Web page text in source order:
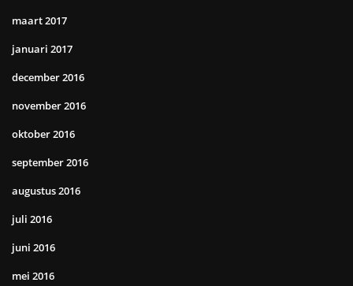
maart 2017
januari 2017
december 2016
november 2016
oktober 2016
september 2016
augustus 2016
juli 2016
juni 2016
mei 2016